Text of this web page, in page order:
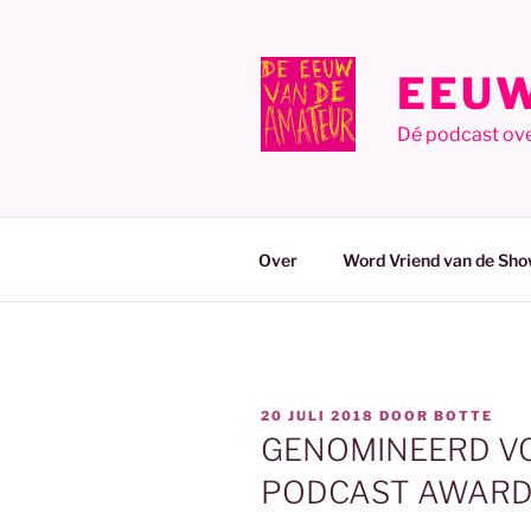
Dé podcast
Over Word Vriend van de
GEPLAATST
OP
20 JULI 2018 DOOR BOTTE
GENOMINEERD
PODCAST